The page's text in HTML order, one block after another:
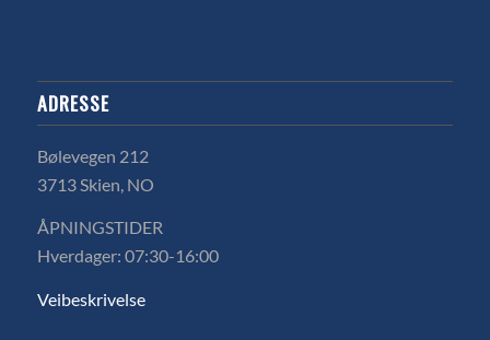
ADRESSE
Bølevegen 212
3713 Skien, NO
ÅPNINGSTIDER
Hverdager: 07:30-16:00
Veibeskrivelse